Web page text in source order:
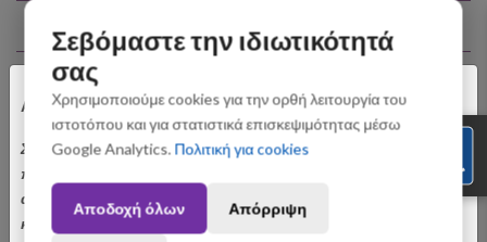
Αγαπητοί Πελάτες
Σας ενημερώνουμε ότι οι παραγγελίες που θα
πραγματοποιηθούν από 3 έως 31 Αυγούστου ενδέχεται να
αποσταλούν με σχετική καθυστέρηση. Ευχαριστούμε για την
κατανόηση.
Σχετικά Προϊόντα
Σεβόμαστε την ιδιωτικότητά
σας
Χρησιμοποιούμε cookies για την ορθή λειτουργία του
ιστοτόπου και για στατιστικά επισκεψιμότητας μέσω
Google Analytics. Πολιτική για cookies
Αποδοχή όλων Απόρριψη